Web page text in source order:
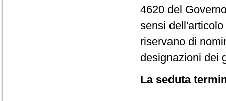
4620 del
sensi
riservano di
designazioni dei
La seduta